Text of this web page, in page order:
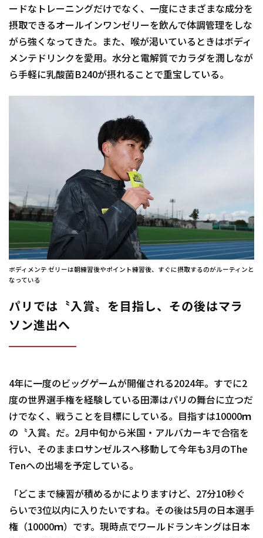
ードなトレーニングだけでなく、一度にさまざまな成分を
摂取できるオールインワンゼリーを飲んで体調管理をしな
がら強くなってきた。また、喉が渇いているときはボディ
メンテドリンクを愛用。水分と電解質でカラダを潤しなが
ら手軽に乳酸菌B240が摂れることで重宝している。
ボディメンテ ゼリーは朝練習後やポイント練習後、すぐに摂取するのがルーティンと
なっている
パリでは〝入賞〟を目指し、その後はマラ
ソン進出へ
4年に一度のビッグゲームが開催される2024年。すでに2
度の世界選手権を経験している田澤はパリの舞台に立つだ
けでなく、戦うことを目標にしている。目指すは10000ｍ
の〝入賞〟だ。2月中旬から米国・アルバカーキで合宿を
行い、そのままロサンゼルスへ移動して今年も3月のThe
Tenへの出場を予定している。
「どこまで練習が積めるかによりますけど、27分10秒ぐ
らいで3位以内に入りたいですね。その後は5月の日本選手
権（10000ｍ）です。現時点でワールドランキングは日本